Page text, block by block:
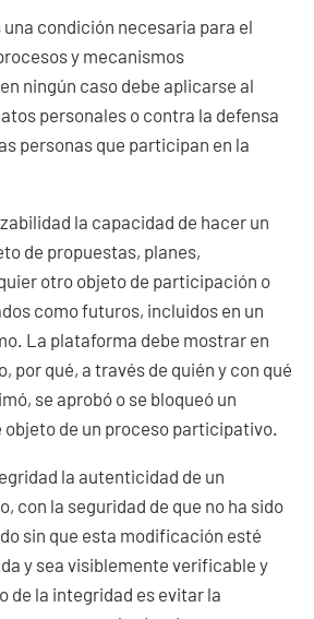
condición necesaria para el
y mecanismos
ningún caso debe aplicarse al
personales o contra la defensa
personas que participan en la
la capacidad de hacer un
de propuestas, planes,
otro objeto de participación o
como futuros, incluidos en un
La plataforma debe mostrar en
por qué, a través de quién y con qué
se aprobó o se bloqueó un
de un proceso participativo.
la autenticidad de un
con la seguridad de que no ha sido
sin que esta modificación esté
y sea visiblemente verificable y
de la integridad es evitar la